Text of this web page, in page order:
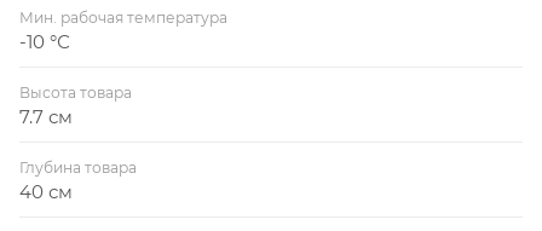
Мин. рабочая температура
-10 °С
Высота товара
7.7 см
Глубина товара
40 см